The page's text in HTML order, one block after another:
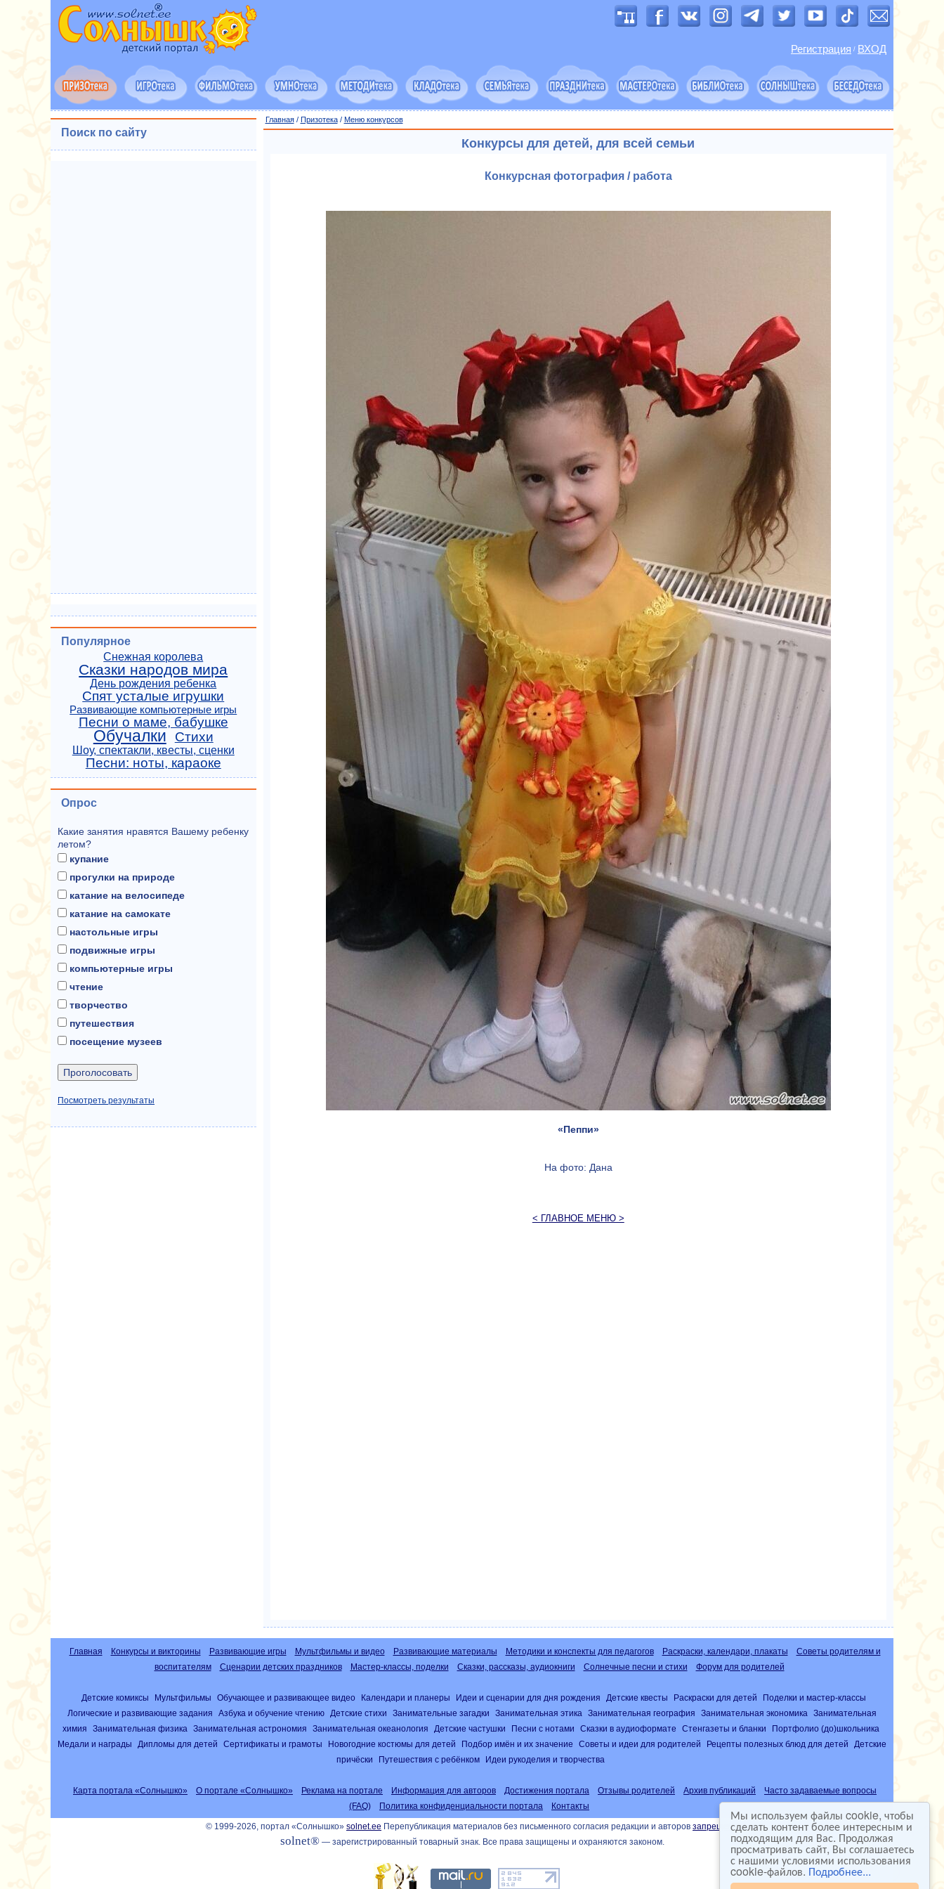
Мы используем файлы cookie, чтобы
сделать контент более интересным и
подходящим для Вас. Продолжая
просматривать сайт, Вы соглашаетесь
с нашими условиями использования
cookie-файлов. Подробнее...
Регистрация / ВХОД
Главная/ Призотека/ Меню конкурсов
Конкурсы для детей, для всей семьи
Конкурсная фотография / работа
«Пеппи»
На фото: Дана
< ГЛАВНОЕ МЕНЮ >
Поиск по сайту
Популярное
Снежная королева
Сказки народов мира
День рождения ребенка
Спят усталые игрушки
Развивающие компьютерные игры
Песни о маме, бабушке
Обучалки Стихи
Шоу, спектакли, квесты, сценки
Песни: ноты, караоке
Опрос
Какие занятия нравятся Вашему ребенку
летом?
купание
прогулки на природе
катание на велосипеде
катание на самокате
настольные игры
подвижные игры
компьютерные игры
чтение
творчество
путешествия
посещение музеев
Посмотреть результаты
Главная Конкурсы и викторины Развивающие игры Мультфильмы и видео Развивающие материалы Методики и конспекты для педагогов Раскраски, календари, плакаты
Советы родителям и
воспитателям
Сценарии детских праздников Мастер-классы, поделки Сказки, рассказы, аудиокниги Солнечные песни и стихи Форум для родителей
Детские комиксы Мультфильмы Обучающее и развивающее видео Календари и планеры Идеи и сценарии для дня рождения Детские квесты Раскраски для детей
Поделки и мастер-классы
Логические и развивающие задания
Азбука и обучение чтению Детские стихи Занимательные загадки Занимательная этика Занимательная география Занимательная экономика
Занимательная
химия
Занимательная физика Занимательная астрономия Занимательная океанология Детские частушки Песни с нотами Сказки в аудиоформате Стенгазеты и бланки
Портфолио (до)школьника
Медали и награды
Дипломы для детей Сертификаты и грамоты Новогодние костюмы для детей Подбор имён и их значение Советы и идеи для родителей Рецепты полезных блюд для детей
Детские
причёски
Путешествия с ребёнком Идеи рукоделия и творчества
Карта портала «Солнышко» О портале «Солнышко» Реклама на портале Информация для авторов Достижения портала Отзывы родителей Архив публикаций
Часто задаваемые вопросы
(FAQ)
Политика конфиденциальности портала Контакты
© 1999-2026, портал «Солнышко» solnet.ee Перепубликация материалов без письменного согласия редакции и авторов запрещена
solnet®— зарегистрированный товарный знак. Все права защищены и охраняются законом.